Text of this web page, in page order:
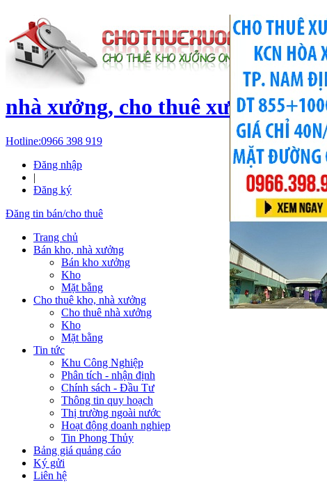
nhà xưởng, cho thuê xưởng, kho
Hotline:0966 398 919
Đăng nhập
|
Đăng ký
Đăng tin bán/cho thuê
Trang chủ
Bán kho, nhà xưởng
Bán kho xưởng
Kho
Mặt bằng
Cho thuê kho, nhà xưởng
Cho thuê nhà xưởng
Kho
Mặt bằng
Tin tức
Khu Công Nghiệp
Phân tích - nhận định
Chính sách - Đầu Tư
Thông tin quy hoạch
Thị trường ngoài nước
Hoạt động doanh nghiẹp
Tin Phong Thủy
Bảng giá quảng cáo
Ký gửi
Liên hệ